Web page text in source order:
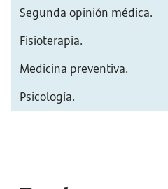
Segunda opinión médica.
Fisioterapia.
Medicina preventiva.
Psicología.